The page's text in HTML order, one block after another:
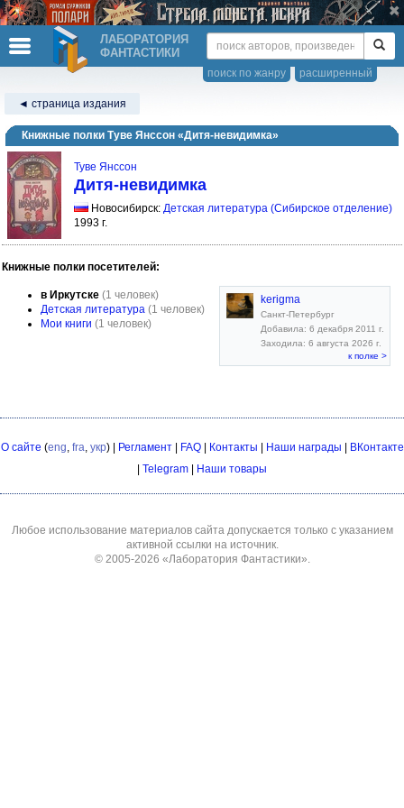
ЛАБОРАТОРИЯ
ФАНТАСТИКИ
расширенный
поиск по жанру
◄ страница издания
Книжные полки Туве Янссон «Дитя-невидимка»
Туве Янссон
Дитя-невидимка
Новосибирск: Детская литература (Сибирское отделение)
1993 г.
Книжные полки посетителей:
в Иркутске (1 человек)
Детская литература (1 человек)
Мои книги (1 человек)
kerigma
Санкт-Петербург
Добавила: 6 декабря 2011 г.
Заходила: 6 августа 2026 г.
к полке >
О сайте (eng, fra, укр) | Регламент| FAQ| Контакты Наши награды
ВКонтакте
Telegram Наши товары
Любое использование материалов сайта допускается только с указанием
активной ссылки на источник.
© 2005-2026 «Лаборатория Фантастики».